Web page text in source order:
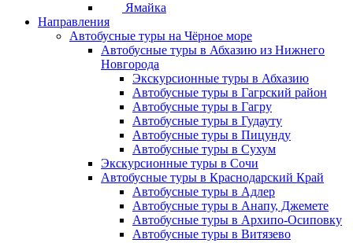
Ямайка
Направления
Автобусные туры на Чёрное море
Автобусные туры в Абхазию из Нижнего
Новгорода
Экскурсионные туры в Абхазию
Автобусные туры в Гагрский район
Автобусные туры в Гагру
Автобусные туры в Гудауту
Автобусные туры в Пицунду
Автобусные туры в Сухум
Экскурсионные туры в Сочи
Автобусные туры в Краснодарский Край
Автобусные туры в Адлер
Автобусные туры в Анапу, Джемете
Автобусные туры в Архипо-Осиповку
Автобусные туры в Витязево